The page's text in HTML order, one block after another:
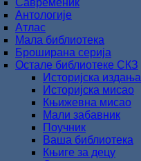
Савременик
Антологије
Атлас
Мала библиотека
Броширана серија
Остале библиотеке СКЗ
Историјска издања
Историјска мисао
Књижевна мисао
Мали забавник
Поучник
Ваша библиотека
Књиге за децу